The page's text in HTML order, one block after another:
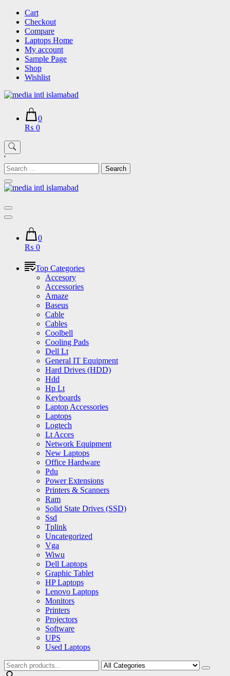
Skip
content
Cart
Checkout
Compare
Laptops Home
My account
Sample Page
Shop
Wishlist
0
₨ 0
'
Search
for:
0
₨ 0
Top Categories
Accesory
Accessories
Amaze
Baseus
Cable
Cables
Coolbell
Cooling Pads
Dell Lt
General IT Equipment
Hard Drives (HDD)
Hdd
Hp Lt
Keyboards
Laptop Accessories
Laptops
Logtech
Lt Acces
Network Equipment
New Laptops
Office Hardware
Pdu
Power Extensions
Printers & Scanners
Ram
Solid State Drives (SSD)
Ssd
Tplink
Uncategorized
Vga
Wiwu
Dell Laptops
Graphic Tablet
HP Laptops
Lenovo Laptops
Monitors
Printers
Projectors
Software
UPS
Used Laptops